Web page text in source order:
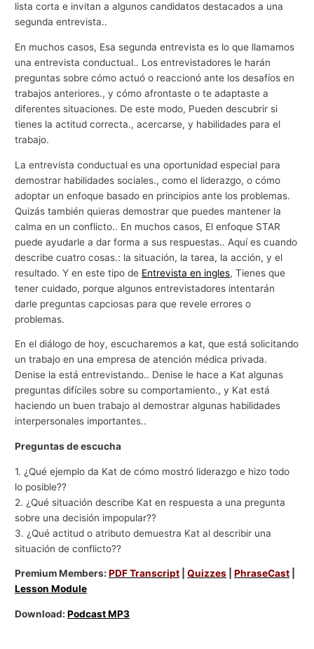
lista corta e invitan a algunos candidatos destacados a una
segunda entrevista..
En muchos casos, Esa segunda entrevista es lo que llamamos
una entrevista conductual.. Los entrevistadores le harán
preguntas sobre cómo actuó o reaccionó ante los desafíos en
trabajos anteriores., y cómo afrontaste o te adaptaste a
diferentes situaciones. De este modo, Pueden descubrir si
tienes la actitud correcta., acercarse, y habilidades para el
trabajo.
La entrevista conductual es una oportunidad especial para
demostrar habilidades sociales., como el liderazgo, o cómo
adoptar un enfoque basado en principios ante los problemas.
Quizás también quieras demostrar que puedes mantener la
calma en un conflicto.. En muchos casos, El enfoque STAR
puede ayudarle a dar forma a sus respuestas.. Aquí es cuando
describe cuatro cosas.: la situación, la tarea, la acción, y el
resultado. Y en este tipo de Entrevista en ingles, Tienes que
tener cuidado, porque algunos entrevistadores intentarán
darle preguntas capciosas para que revele errores o
problemas.
En el diálogo de hoy, escucharemos a kat, que está solicitando
un trabajo en una empresa de atención médica privada.
Denise la está entrevistando.. Denise le hace a Kat algunas
preguntas difíciles sobre su comportamiento., y Kat está
haciendo un buen trabajo al demostrar algunas habilidades
interpersonales importantes..
Preguntas de escucha
1. ¿Qué ejemplo da Kat de cómo mostró liderazgo e hizo todo
lo posible??
2. ¿Qué situación describe Kat en respuesta a una pregunta
sobre una decisión impopular??
3. ¿Qué actitud o atributo demuestra Kat al describir una
situación de conflicto??
Premium Members:PDF Transcript |Quizzes |PhraseCast
Lesson Module
Download:Podcast MP3